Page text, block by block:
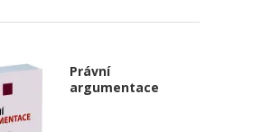
Právní
argumentace